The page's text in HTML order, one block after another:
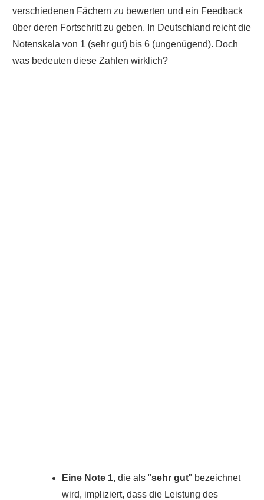
verschiedenen Fächern zu bewerten und ein Feedback
über deren Fortschritt zu geben. In Deutschland reicht die
Notenskala von 1 (sehr gut) bis 6 (ungenügend). Doch
was bedeuten diese Zahlen wirklich?
Eine Note 1, die als "sehr gut" bezeichnet
wird, impliziert, dass die Leistung des